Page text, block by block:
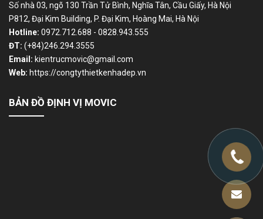
Số nhà 03, ngõ 130 Trần Tử Bình, Nghĩa Tân, Cầu Giấy, Hà Nội
P812, Đại Kim Building, P. Đại Kim, Hoàng Mai, Hà Nội
Hotline: 0972.712.688 - 0828.943.555
ĐT: (+84)246.294.3555
Email: kientrucmovic@gmail.com
Web: https://congtythietkenhadep.vn
BẢN ĐỒ ĐỊNH VỊ MOVIC